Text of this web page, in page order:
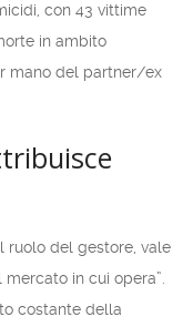
con 43 vittime
in ambito
mano del partner/ex
ruolo del gestore, vale
in cui opera”.
costante della